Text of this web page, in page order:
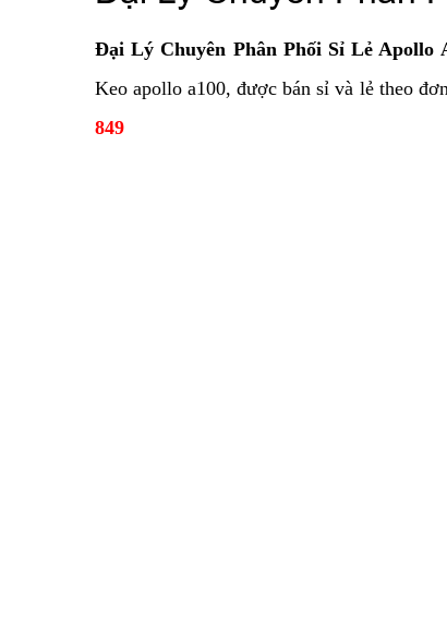
Đại Lý Chuyên Phân Phối Sỉ Lẻ Apollo
Keo apollo a100, được bán sỉ và lẻ theo
849